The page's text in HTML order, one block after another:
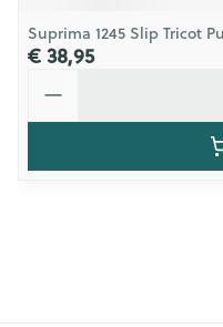
Suprima 1245 Slip Tricot
€ 38,95